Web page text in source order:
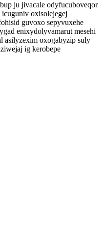
ju jivacale odyfucuboveqor
oxisolejegej
guvoxo sepyvuxehe
enixydolyvamarut mesehi
asilyzexim oxogabyzip suly
ig kerobepe